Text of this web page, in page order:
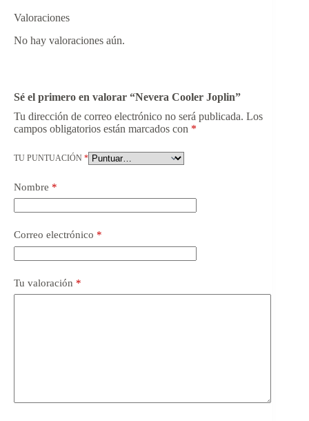
Valoraciones
No hay valoraciones aún.
Sé el primero en valorar “Nevera Cooler Joplin”
Tu dirección de correo electrónico no será publicada. Los
campos obligatorios están marcados con *
TU PUNTUACIÓN *
Nombre *
Correo electrónico *
Tu valoración *